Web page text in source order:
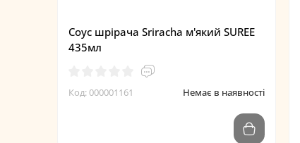
Соус шрірача Sriracha м'який SUREE
435мл
Код: 000001161 Немає в наявності